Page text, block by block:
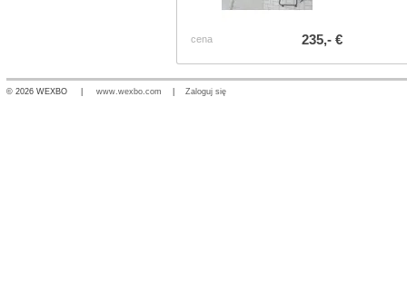
cena 235,- €
© 2026 WEXBO | www.wexbo.com Zaloguj się